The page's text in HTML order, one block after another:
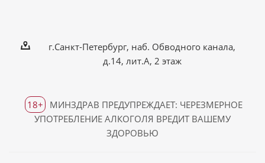
г.Санкт-Петербург, наб. Обводного канала,
д.14, лит.А, 2 этаж
18+
МИНЗДРАВ ПРЕДУПРЕЖДАЕТ: ЧЕРЕЗМЕРНОЕ
УПОТРЕБЛЕНИЕ АЛКОГОЛЯ ВРЕДИТ ВАШЕМУ
ЗДОРОВЬЮ